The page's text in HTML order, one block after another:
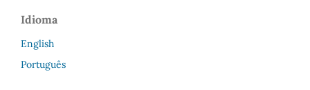
Idioma
English
Português